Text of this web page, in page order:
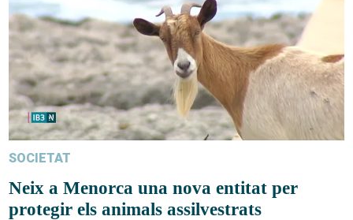
SOCIETAT
Neix a Menorca una nova entitat per
protegir els animals assilvestrats